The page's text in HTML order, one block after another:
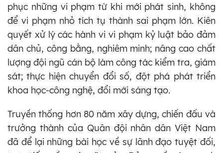
phục những vi phạm từ khi mới phát sinh, không
để vi phạm nhỏ tích tụ thành sai phạm lớn. Kiên
quyết xử lý các hành vi vi phạm kỷ luật bảo đảm
dân chủ, công bằng, nghiêm minh; nâng cao chất
lượng đội ngũ cán bộ làm công tác kiểm tra, giám
sát; thực hiện chuyển đổi số, đột phá phát triển
khoa học-công nghệ, đổi mới sáng tạo.
Truyền thống hơn 80 năm xây dựng, chiến đấu và
trưởng thành của Quân đội nhân dân Việt Nam
đã để lại những bài học về sự lãnh đạo tuyệt đối,